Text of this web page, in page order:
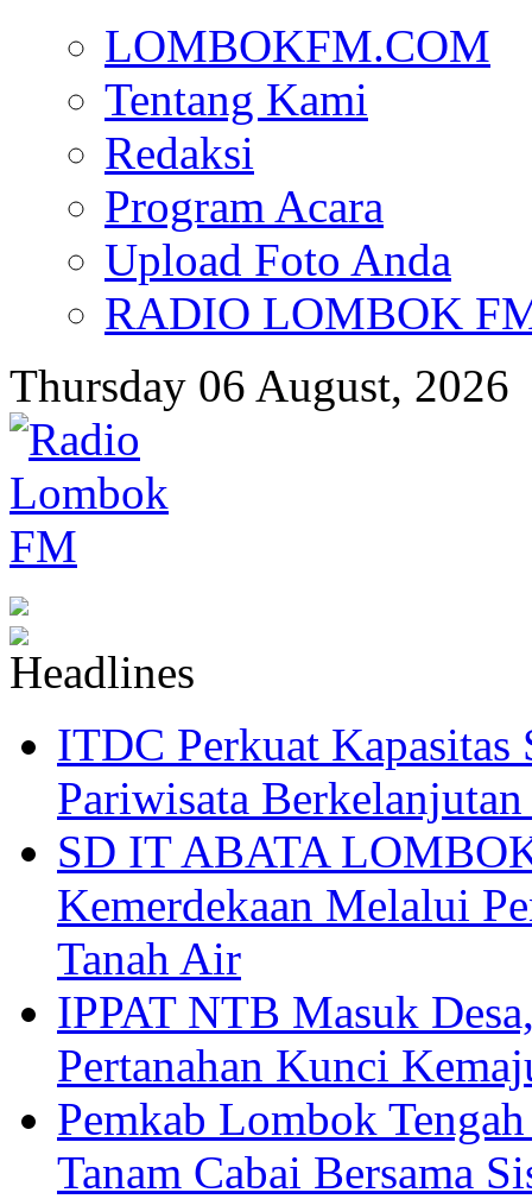
LOMBOKFM.COM
Tentang Kami
Redaksi
Program Acara
Upload Foto Anda
RADIO LOMBOK
Thursday 06 August, 2026
ITDC Perkuat
Pariwisata
SD IT ABATA
Kemerdekaan Melalui
Tanah Air
IPPAT NTB Masuk
Pertanahan Kunci
Pemkab Lombok
Tanam Cabai Bersama